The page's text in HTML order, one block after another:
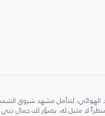
لتتأمل مشهد شروق
لا مثيل له، يصوّر لك جمال